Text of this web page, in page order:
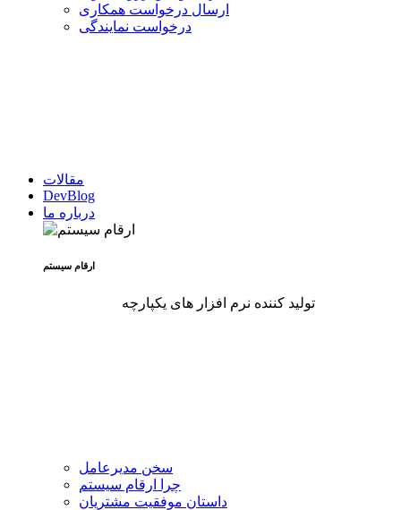
ارسال درخواست همکاری
درخواست نمایندگی
مقالات
DevBlog
درباره ما
ارقام سیستم
تولید کننده نرم افزار های یکپارچه
سخن مدیرعامل
چرا ارقام سیستم
داستان موفقیت مشتریان